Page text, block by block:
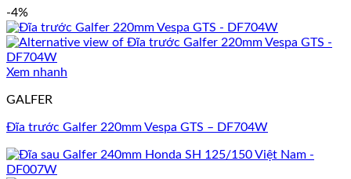
-4%
Xem nhanh
GALFER
Đĩa trước Galfer 220mm Vespa GTS – DF704W